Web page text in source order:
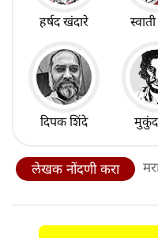
हर्षद खंदारे
दिपक शिंदे मुकुंद
लेखक नोंदणी करा